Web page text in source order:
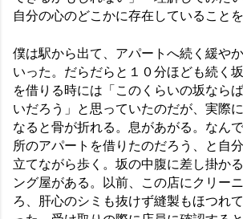
自分の心のどこかに存在していることを
僕は駅から出て、アパートへ続く緩や
いった。だらだらと１０分ほども続く
を借りる時には「このくらいの坂なら
いだろう」と思っていたのだが、実際
なると骨が折れる。息があがる。なん
所のアパートを借りたのだろう、と自
立てながら歩く。坂の中腹に差し掛か
ング屋がある。以前、この店にクリー
ろ、肝心のシミも抜けず縫製もほつれ